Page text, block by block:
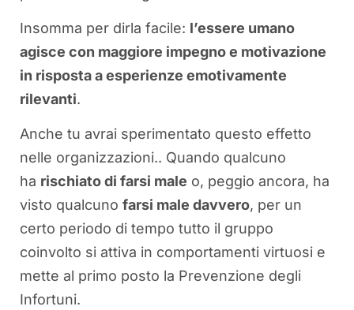
Insomma per dirla facile: l’essere umano
agisce con maggiore impegno e motivazione
in risposta a esperienze emotivamente
rilevanti.
Anche tu avrai sperimentato questo effetto
nelle organizzazioni.. Quando qualcuno
ha rischiato di farsi male o, peggio ancora, ha
visto qualcuno farsi male davvero, per un
certo periodo di tempo tutto il gruppo
coinvolto si attiva in comportamenti virtuosi e
mette al primo posto la Prevenzione degli
Infortuni.